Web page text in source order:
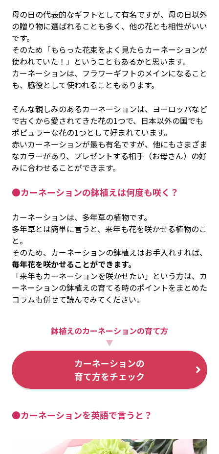
母の日の代表的なギフトとして有名ですが、母の日以外
の贈り物に選ばれることも多く、他の花とも相性がいい
です。
そのため「もらった花束をよく見たらカーネーションが
使われていた！」ということもあるかと思います。
カーネーションは、フラワーギフトのメインになること
も、脇役として使われることもあります。
そんな親しみのあるカーネーションは、ヨーロッパなど
で古くから愛されてきた花の1つで、日本以外の国でも
ポピュラーな花の1つとして好まれています。
赤いカーネーションが最も有名ですが、他にもさまざま
なカラーがあり、プレゼントする相手（お母さん）の好
みに合わせることができます。
●カーネーションの鉢植えは何度も咲く？
カーネーションは、多年草の植物です。
多年草とは簡単に言うと、来年も花を咲かせる植物のこ
と。
そのため、カーネーションの鉢植えはお手入れすれば、
毎年花を咲かせることができます。
「来年もカーネーションを咲かせたい」という方は、カ
ーネーションの鉢植えの育てる時のポイントをまとめた
コラムも併せて読んでみてください。
鉢植えのカーネーションの育て方
▼
カーネーションの
育て方をチェック
●カーネーションを英語で言うと？